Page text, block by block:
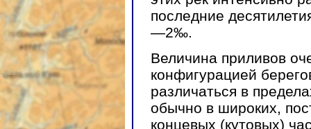
последние
—2‰.
Величина приливов
конфигурацией
различаться в
обычно в широких,
концевых (кутовых)